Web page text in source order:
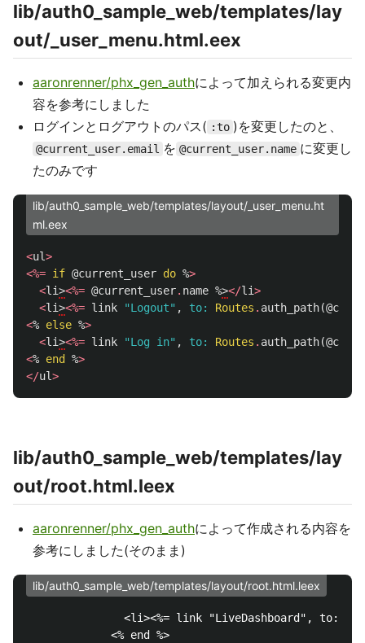
lib/auth0_sample_web/templates/lay
out/_user_menu.html.eex
aaronrenner/phx_gen_authによって加えられる変更内
容を参考にしました
ログインとログアウトのパス( :to )を変更したのと、
@current_user.email を @current_user.name に変更し
たのみです
lib/auth0_sample_web/templates/layout/_user_menu.ht
ml.eex
<ul>
<%= if @current_user do %>
<li><%= @current_user. name %></li>
<li><%= link "Logout" , to: Routes . auth_path(@conn
<% else %>
<li><%= link "Log in" , to: Routes . auth_path(@conn
<% end %>
</ul>
lib/auth0_sample_web/templates/lay
out/root.html.leex
aaronrenner/phx_gen_authによって作成される内容を
参考にしました(そのまま)
lib/auth0_sample_web/templates/layout/root.html.leex
<li><%= link "LiveDashboard", to:
             <% end %>